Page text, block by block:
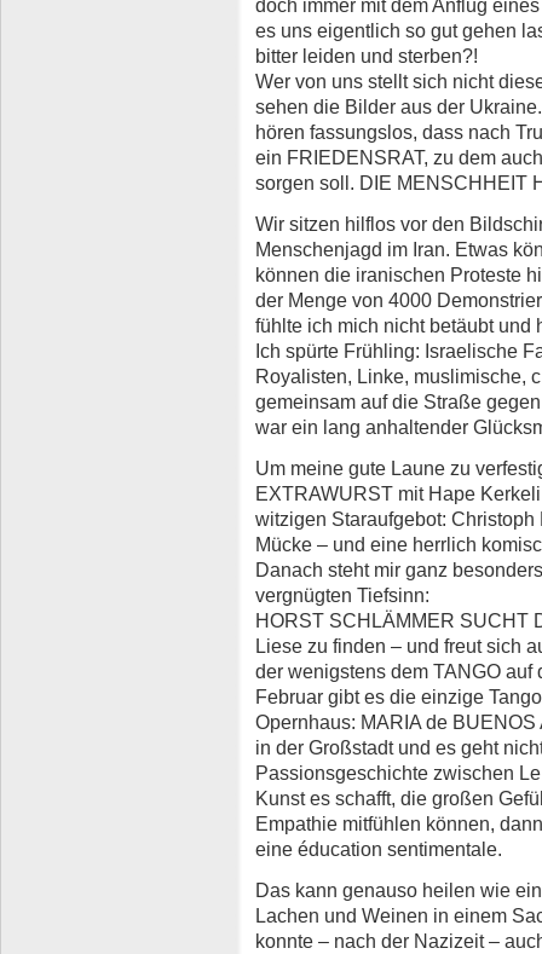
doch immer mit dem Anflug
es uns eigentlich so gut gehen
bitter leiden und sterben?!
Wer von uns stellt sich nicht
sehen die Bilder aus der
hören fassungslos, dass nach
ein FRIEDENSRAT, zu dem
sorgen soll. DIE MENSCHHEIT
Wir sitzen hilflos vor den
Menschenjagd im Iran. Etwas
können die iranischen Pro­teste
der Menge von 4000
fühlte ich mich nicht betäubt und
Ich spürte Frühling: Isra­elische
Royalisten, Linke, muslimische,
gemeinsam auf die Straße
war ein lang anhaltender
Um meine gute Laune zu
EXTRAWURST mit Hape
witzigen Staraufgebot: Christoph
Mücke – und eine herrlich
Danach steht mir ganz
vergnügten Tiefsinn:
HORST SCHLÄMMER SUCHT
Liese zu finden – und freut sich
der wenigstens dem TANGO auf
Febru­ar gibt es die einzige
Opernhaus: MARIA de
in der Großstadt und es geht
Passionsgeschichte zwischen
Kunst es schafft, die großen
Empathie mitfühlen können,
eine éducation sentimentale.
Das kann genauso heilen wie
Lachen und Weinen in einem
konnte – nach der Nazizeit –